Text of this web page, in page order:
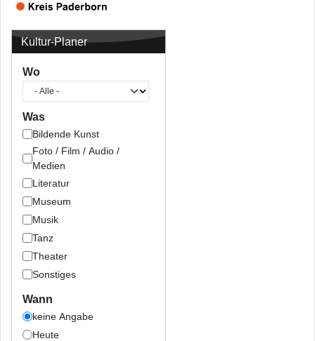
Kultur-Planer
Wo
Was
Bildende Kunst
Foto / Film / Audio /
Medien
Literatur
Museum
Musik
Tanz
Theater
Sonstiges
Wann
keine Angabe
Heute